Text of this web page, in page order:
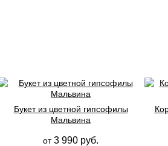
Букет из цветной гипсофилы
Мальвина
от3 990 руб.